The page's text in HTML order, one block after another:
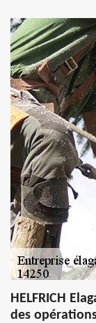
HELFRICH
des